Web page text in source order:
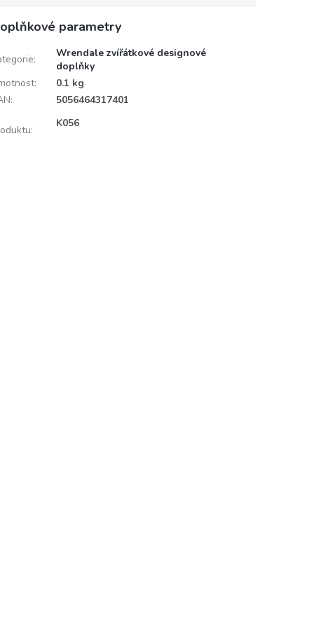
parametry
:
Wrendale zvířátkové designové
doplňky
:
0.1 kg
:
5056464317401
:
K056